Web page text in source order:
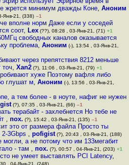
жрется минимум дважды Коне, Аноним
Янв-21, (338) –1
вполне норм Даже если у соседей
соот, Lex (??), 08:28 , 03-Янв-21, (71) +1
свободных каналов оказывается
проблема, Аноним (-), 13:54 , 03-Янв-21,
через препятствия 8212 меньше
точ,Xan2 (?), 11:06 , 03-Янв-21, (79) +1
хуже Поэтому вафля либо
глушат м, Аноним (-), 13:56 , 03-Янв-21,
а тем более - в ноуте, нафиг не нужен
(?), 07:35 , 03-Янв-21, (66) –1
терабайт - захлебнется Но тебе не
, пох. (?), 15:42 , 03-Янв-21, (135) –1
это от размера файла Просто ты
3Gbps , pofigist(?), 20:43 , 03-Янв-21, (188)
могли, а не потому что им 133мегабит
- там , пох. (?), 00:57 , 04-Янв-21, (203) +1
не умеет выставлять PCI Latency,
, 04-Янв-21, (248)